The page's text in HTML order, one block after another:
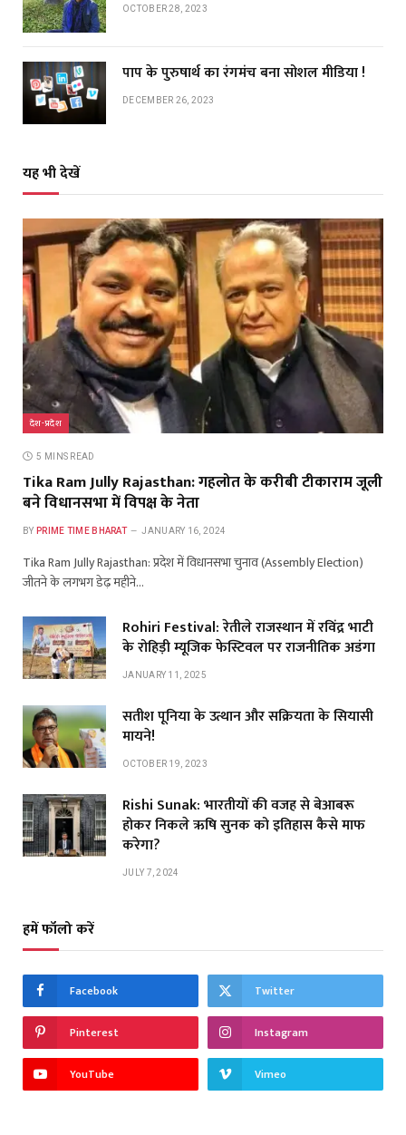
OCTOBER 28, 2023
पाप के पुरुषार्थ का रंगमंच बना सोशल मीडिया !
DECEMBER 26, 2023
यह भी देखें
देश-प्रदेश
5 MINS READ
Tika Ram Jully Rajasthan: गहलोत के करीबी टीकाराम जूली
बने विधानसभा में विपक्ष के नेता
BY PRIME TIME BHARAT JANUARY 16, 2024
Tika Ram Jully Rajasthan: प्रदेश में विधानसभा चुनाव (Assembly Election)
जीतने के लगभग डेढ़ महीने…
Rohiri Festival: रेतीले राजस्थान में रविंद्र भाटी
के रोहिड़ी म्यूजिक फेस्टिवल पर राजनीतिक अडंगा
JANUARY 11, 2025
सतीश पूनिया के उत्थान और सक्रियता के सियासी
मायने!
OCTOBER 19, 2023
Rishi Sunak: भारतीयों की वजह से बेआबरू
होकर निकले ऋषि सुनक को इतिहास कैसे माफ
करेगा?
JULY 7, 2024
हमें फॉलो करें
Facebook Twitter
Pinterest Instagram
YouTube Vimeo